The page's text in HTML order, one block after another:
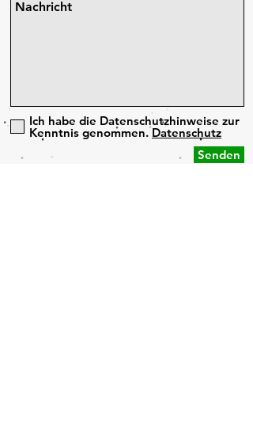
Ich habe die Datenschutzhinweise zur
Kenntnis genommen. Datenschutz
Senden